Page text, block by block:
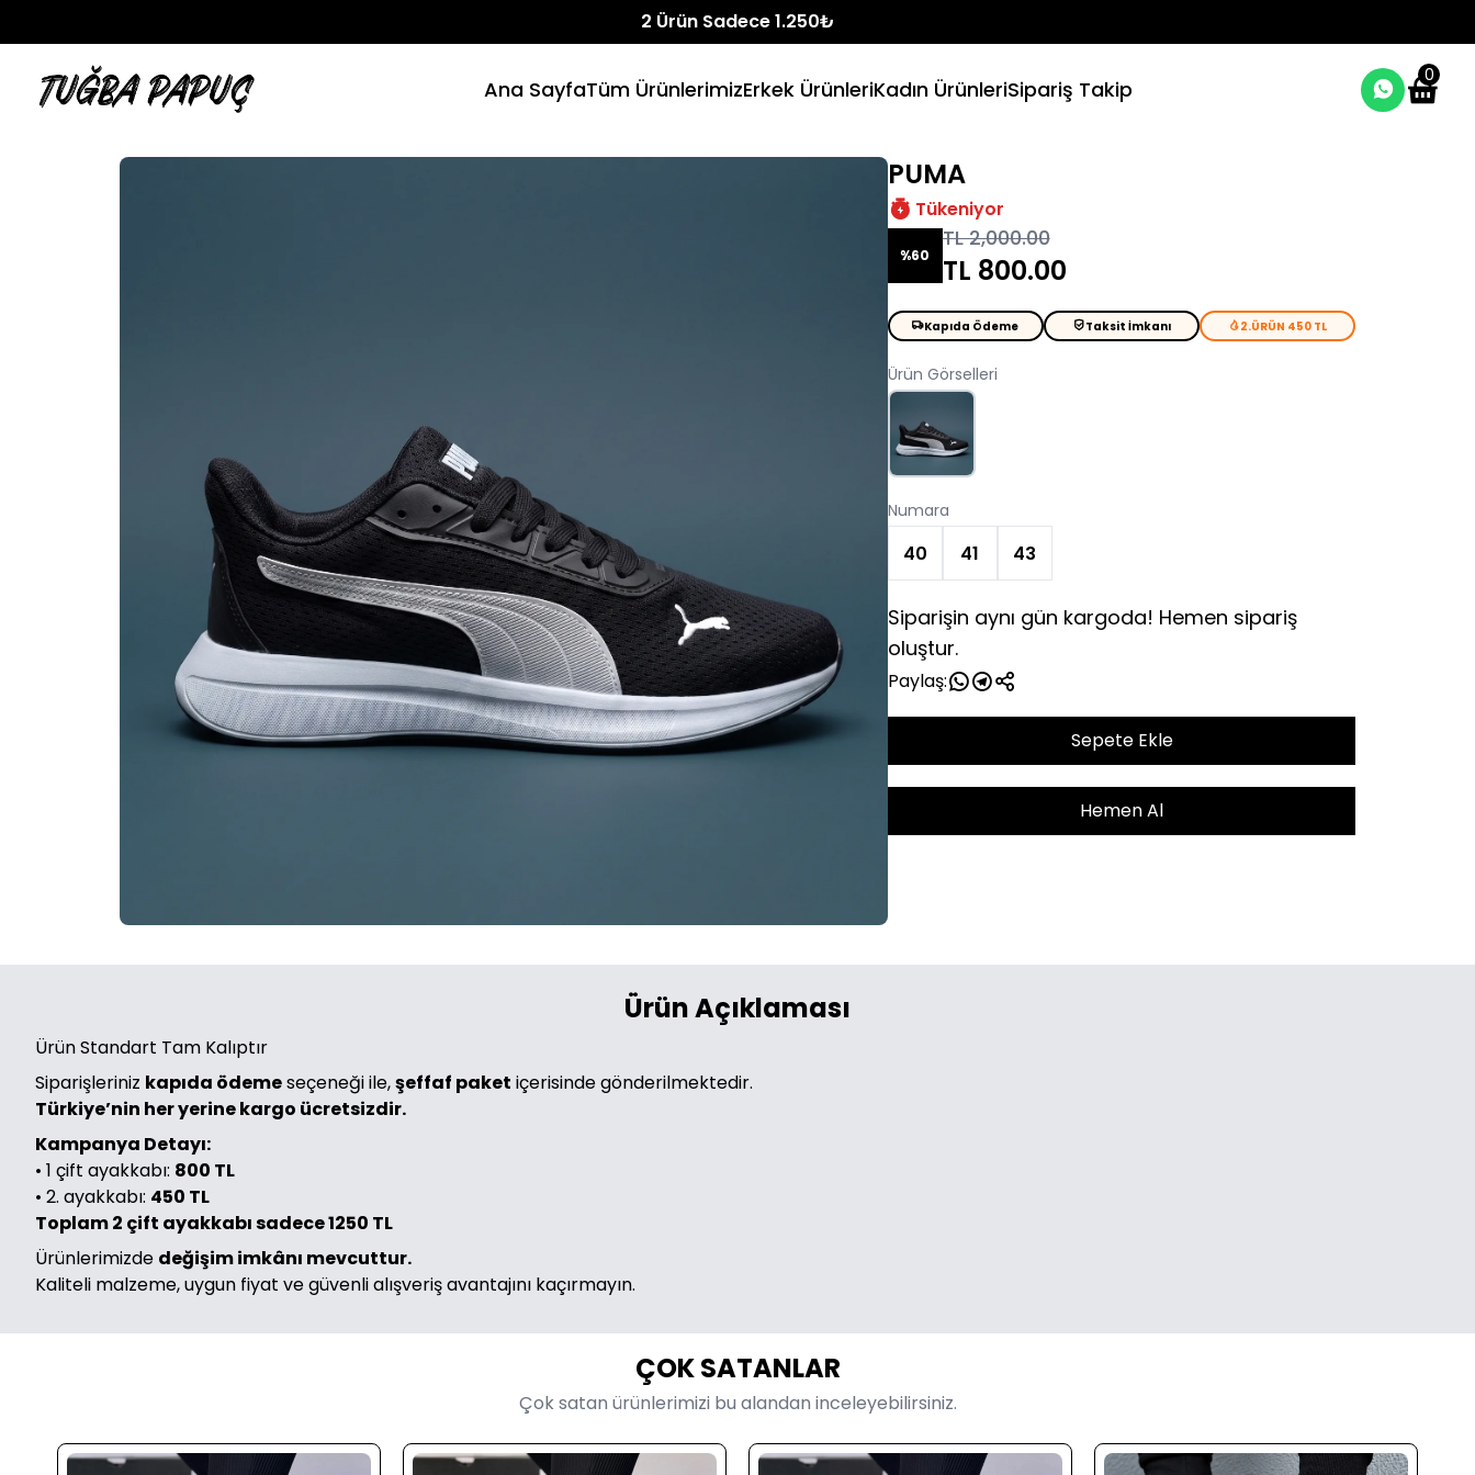
Ücretsiz Kargo
Ana SayfaTüm ÜrünlerimizErkek ÜrünleriKadın ÜrünleriSipariş Takip
0
PUMA
Tükeniyor
%60
TL 2,000.00
TL 800.00
Kapıda Ödeme Taksit İmkanı 2.ÜRÜN 450 TL
Ürün Görselleri
Numara
40 41 43
Siparişin aynı gün kargoda! Hemen sipariş
oluştur.
Paylaş:
Sepete Ekle
Hemen Al
Ürün Açıklaması
Ürün Standart Tam Kalıptır
Siparişleriniz kapıda ödemeseçeneği ile,şeffaf paket içerisinde gönderilmektedir.
Türkiye’nin her yerine kargo ücretsizdir.
Kampanya Detayı:
• 1 çift ayakkabı: 800 TL
• 2. ayakkabı: 450 TL
Toplam 2 çift ayakkabı sadece 1250 TL
Ürünlerimizde değişim imkânı mevcuttur.
Kaliteli malzeme, uygun fiyat ve güvenli alışveriş avantajını kaçırmayın.
ÇOK SATANLAR
Çok satan ürünlerimizi bu alandan inceleyebilirsiniz.